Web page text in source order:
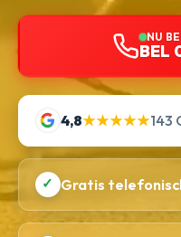
NU
BEL
4,8★★★★★143
✓ Gratis